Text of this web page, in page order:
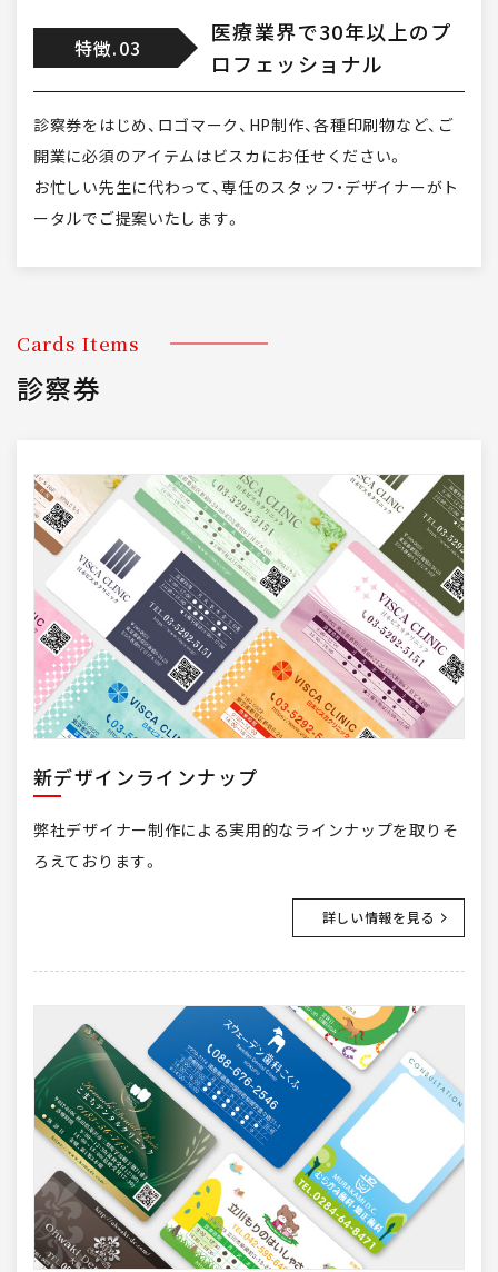
特徴.03
医療業界で30年以上のプ
ロフェッショナル
診察券をはじめ、ロゴマーク、HP制作、各種印刷物など、ご
開業に必須のアイテムはビスカにお任せください。
お忙しい先生に代わって、専任のスタッフ・デザイナーがト
ータルでご提案いたします。
Cards Items
診察券
新デザインラインナップ
弊社デザイナー制作による実用的なラインナップを取りそ
ろえております。
詳しい情報を見る